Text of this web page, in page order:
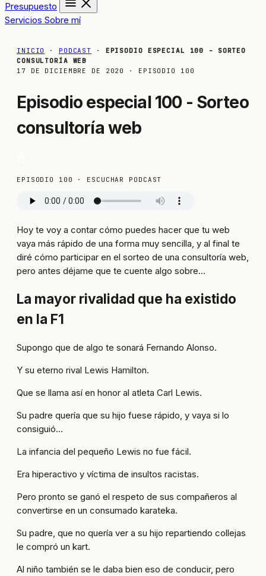
Presupuesto
Servicios Sobre mí
INICIO · PODCAST · EPISODIO ESPECIAL 100 - SORTEO
CONSULTORÍA WEB
17 DE DICIEMBRE DE 2020
· EPISODIO 100
Episodio especial 100 - Sorteo
consultoría web
EPISODIO 100 · ESCUCHAR PODCAST
Hoy te voy a contar cómo puedes hacer que tu web
vaya más rápido de una forma muy sencilla, y al final te
diré cómo participar en el sorteo de una consultoría web,
pero antes déjame que te cuente algo sobre…
La mayor rivalidad que ha existido
en la F1
Supongo que de algo te sonará Fernando Alonso.
Y su eterno rival Lewis Hamilton.
Que se llama así en honor al atleta Carl Lewis.
Su padre quería que su hijo fuese rápido, y vaya si lo
consiguió…
La infancia del pequeño Lewis no fue fácil.
Era hiperactivo y víctima de insultos racistas.
Pero pronto se ganó el respeto de sus compañeros al
convertirse en un consumado karateka.
Su padre, que no quería ver a su hijo repartiendo collejas
le compró un kart.
Al niño también se le daba bien eso de conducir, pero